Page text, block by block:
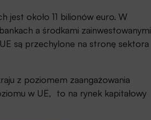
jest około 11 bilionów euro. W
a środkami zainwestowanymi
są przechylone na stronę sektora
z poziomem zaangażowania
w UE, to na rynek kapitałowy